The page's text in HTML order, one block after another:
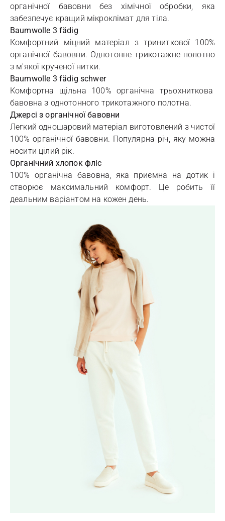
органічної бавовни без хімічної обробки, яка
забезпечує кращий мікроклімат для тіла.
Baumwolle 3 fädig
Комфортний міцний матеріал з триниткової 100%
органічної бавовни. Однотонне трикотажне полотно
з м'якої крученої нитки.
Baumwolle 3 fädig schwer
Комфортна щільна 100% органічна трьохниткова
бавовна з однотонного трикотажного полотна.
Джерсі з органічної бавовни
Легкий одношаровий матеріал виготовлений з чистої
100% органічної бавовни. Популярна річ, яку можна
носити цілий рік.
Органічний хлопок фліс
100% органічна бавовна, яка приємна на дотик і
створює максимальний комфорт. Це робить її
деальним варіантом на кожен день.